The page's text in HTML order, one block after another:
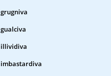
grugniva
gualciva
illividiva
imbastardiva